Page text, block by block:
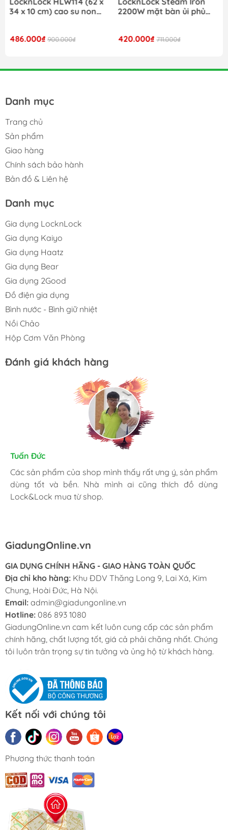
34 x 10 cm) cao su non
486.000₫ 900.000₫
2200W mặt bàn ủi phủ
420.000₫ 711.000₫
Danh mục
Trang chủ
Sản phẩm
Giao hàng
Chính sách bảo hành
Bản đồ & Liên hệ
Danh mục
Gia dụng LocknLock
Gia dụng Kaiyo
Gia dụng Haatz
Gia dụng Bear
Gia dụng 2Good
Đồ điện gia dụng
Bình nước - Bình giữ nhiệt
Nồi Chảo
Hộp Cơm Văn Phòng
Đánh giá khách hàng
Kim Chung
Mình thấy hài lòng với các sản phẩm đã mua ở
GiadungOnline.vn . Các sản phẩm của shop đều chính
hãng, giá cũng được triết khấu tốt. Nhân viên nhiệt tình,
Tuấn Đức
Các sản phẩm của shop mình thấy rất ưng ý, sản phẩm
dùng tốt và bền. Nhà mình ai cũng thích đồ dùng
Lock&Lock mua từ shop.
Trần Huệ
Mình hay vào website và order mặt hàng mình cần.
Shop nhiệt tình, giao nhanh, giá tốt và đặc biệt sản
phẩm chính hãng làm mình yên tâm nhất.
GiadungOnline.vn
GIA DỤNG CHÍNH HÃNG - GIAO HÀNG TOÀN QUỐC
Địa chỉ kho hàng: Khu ĐDV Thăng Long 9, Lai Xá, Kim
Chung, Hoài Đức, Hà Nội.
Email: admin@giadungonline.vn
Hotline: 086 893 1080
GiadungOnline.vn cam kết luôn cung cấp các sản phẩm
chính hãng, chất lượng tốt, giá cả phải chăng nhất. Chúng
tôi luôn trân trọng sự tin tưởng và ủng hộ từ khách hàng.
Kết nối với chúng tôi
Phương thức thanh toán